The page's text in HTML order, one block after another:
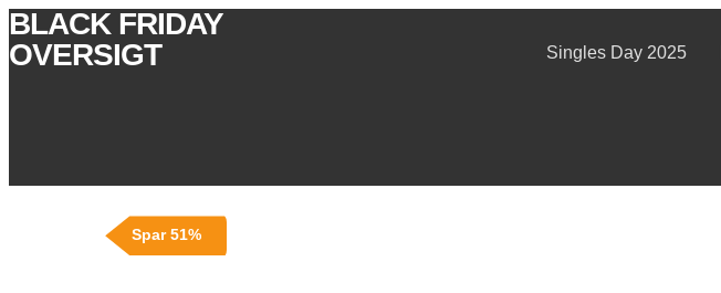
BLACK FRIDAY
OVERSIGT
Singles Day 2025
Spar 51%